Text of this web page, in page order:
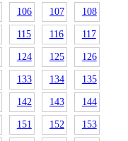
106 107 108
115 116 117
124 125 126
133 134 135
142 143 144
151 152 153